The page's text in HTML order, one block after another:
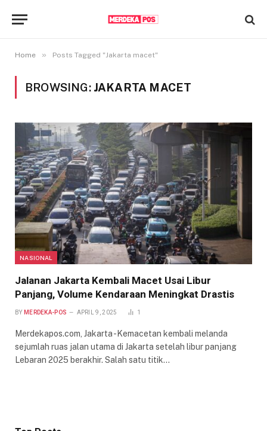
Home » Posts Tagged "Jakarta macet"
BROWSING: JAKARTA MACET
NASIONAL
Jalanan Jakarta Kembali Macet Usai Libur
Panjang, Volume Kendaraan Meningkat Drastis
BY MERDEKA-POS APRIL 9, 2025 1
Merdekapos.com, Jakarta -Kemacetan kembali melanda
sejumlah ruas jalan utama di Jakarta setelah libur panjang
Lebaran 2025 berakhir. Salah satu titik…